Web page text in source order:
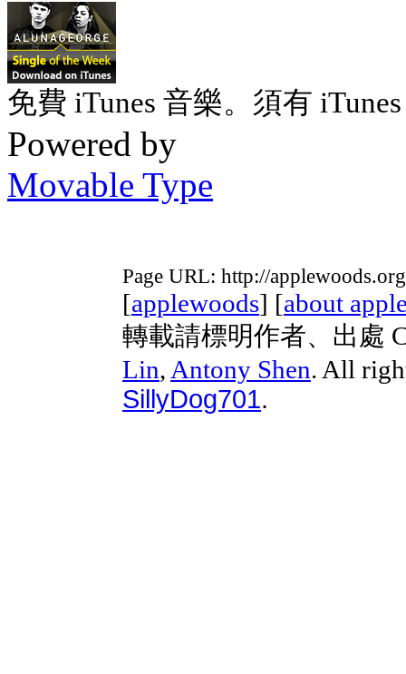
免費 iTunes 音樂。須有
Powered by
Movable Type
Page URL: http://
[applewoods] [about
轉載請標明作者、出處
Lin, Antony Shen. All
SillyDog701.